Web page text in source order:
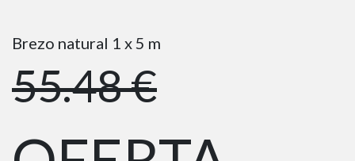
Brezo natural 1 x 5 m
55.48 €